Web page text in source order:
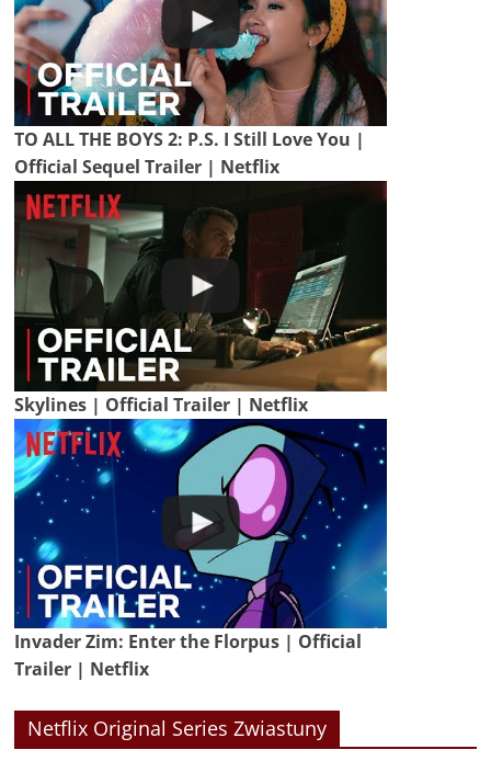
TO ALL THE BOYS 2: P.S. I Still Love You |
Official Sequel Trailer | Netflix
Skylines | Official Trailer | Netflix
Invader Zim: Enter the Florpus | Official
Trailer | Netflix
Netflix Original Series Zwiastuny